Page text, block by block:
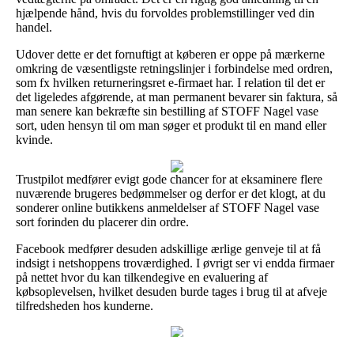
hjælpende hånd, hvis du forvoldes problemstillinger ved din
handel.
Udover dette er det fornuftigt at køberen er oppe på mærkerne
omkring de væsentligste retningslinjer i forbindelse med ordren,
som fx hvilken returneringsret e-firmaet har. I relation til det er
det ligeledes afgørende, at man permanent bevarer sin faktura, så
man senere kan bekræfte sin bestilling af STOFF Nagel vase
sort, uden hensyn til om man søger et produkt til en mand eller
kvinde.
Trustpilot medfører evigt gode chancer for at eksaminere flere
nuværende brugeres bedømmelser og derfor er det klogt, at du
sonderer online butikkens anmeldelser af STOFF Nagel vase
sort forinden du placerer din ordre.
Facebook medfører desuden adskillige ærlige genveje til at få
indsigt i netshoppens troværdighed. I øvrigt ser vi endda firmaer
på nettet hvor du kan tilkendegive en evaluering af
købsoplevelsen, hvilket desuden burde tages i brug til at afveje
tilfredsheden hos kunderne.